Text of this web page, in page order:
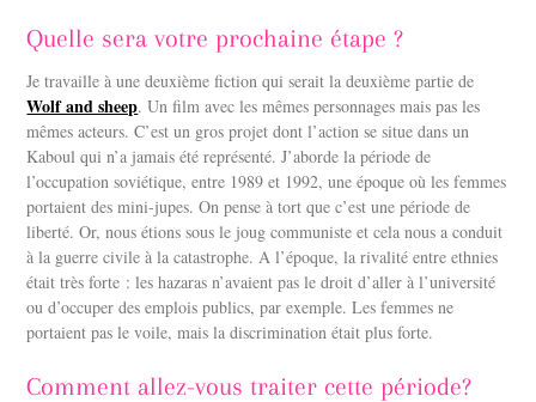
Quelle sera votre prochaine étape ?
Je travaille à une deuxième fiction qui serait la deuxième partie de
Wolf and sheep. Un film avec les mêmes personnages mais pas les
mêmes acteurs. C’est un gros projet dont l’action se situe dans un
Kaboul qui n’a jamais été représenté. J’aborde la période de
l’occupation soviétique, entre 1989 et 1992, une époque où les femmes
portaient des mini-jupes. On pense à tort que c’est une période de
liberté. Or, nous étions sous le joug communiste et cela nous a conduit
à la guerre civile à la catastrophe. A l’époque, la rivalité entre ethnies
était très forte : les hazaras n’avaient pas le droit d’aller à l’université
ou d’occuper des emplois publics, par exemple. Les femmes ne
portaient pas le voile, mais la discrimination était plus forte.
Comment allez-vous traiter cette période?